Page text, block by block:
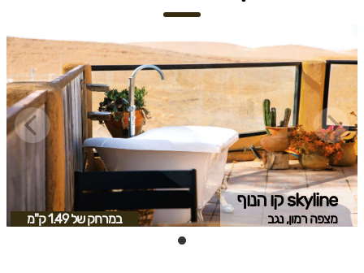
skyline קו הנוף
מצפה רמון, נגב במרחק של1.49 ק"מ